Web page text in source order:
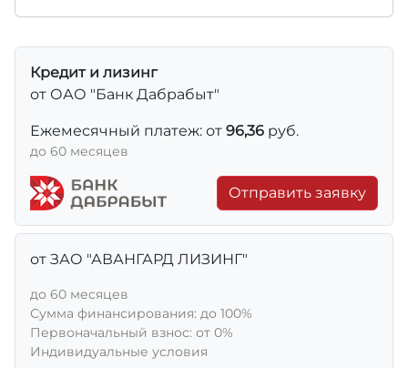
Кредит и лизинг
от ОАО "Банк Дабрабыт"
Ежемесячный платеж: от 96,36 руб.
до 60 месяцев
Отправить заявку
от ЗАО "АВАНГАРД ЛИЗИНГ"
до 60 месяцев
Сумма финансирования: до 100%
Первоначальный взнос: от 0%
Индивидуальные условия